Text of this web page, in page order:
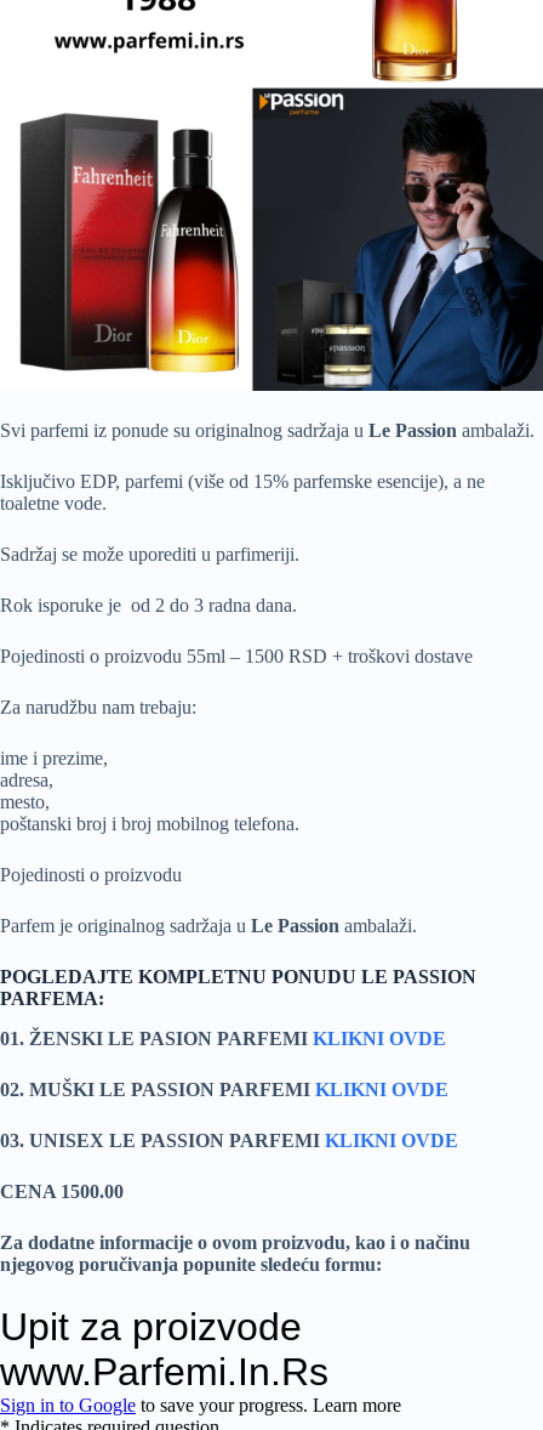
Svi parfemi iz ponude su originalnog sadržaja u Le Passion ambalaži.
Isključivo EDP, parfemi (više od 15% parfemske esencije), a ne
toaletne vode.
Sadržaj se može uporediti u parfimeriji.
Rok isporuke je od 2 do 3 radna dana.
Pojedinosti o proizvodu 55ml – 1500 RSD + troškovi dostave
Za narudžbu nam trebaju:
ime i prezime,
adresa,
mesto,
poštanski broj i broj mobilnog telefona.
Pojedinosti o proizvodu
Parfem je originalnog sadržaja u Le Passion ambalaži.
POGLEDAJTE KOMPLETNU PONUDU LE PASSION
PARFEMA:
01. ŽENSKI LE PASION PARFEMI KLIKNI OVDE
02. MUŠKI LE PASSION PARFEMI KLIKNI OVDE
03. UNISEX LE PASSION PARFEMI KLIKNI OVDE
CENA 1500.00
Za dodatne informacije o ovom proizvodu, kao i o načinu
njegovog poručivanja popunite sledeću formu: